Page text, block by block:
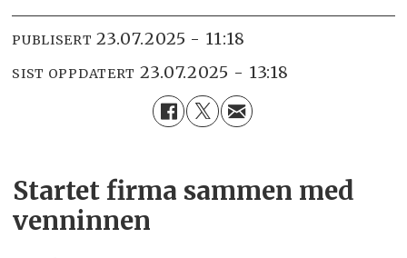
PUBLISERT 23.07.2025 - 11:18
SIST OPPDATERT 23.07.2025 - 13:18
Startet firma sammen med
venninnen